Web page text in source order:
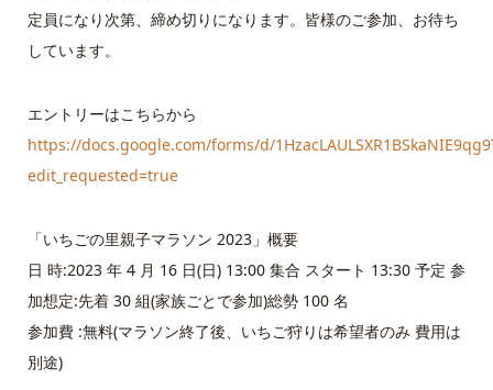
定員になり次第、締め切りになります。皆様のご参加、お待ち
しています。
エントリーはこちらから
https://docs.google.com/forms/d/
edit_requested=true
「いちごの里親子マラソン 2023」概要
日 時:2023 年 4 月 16 日(日) 13:00 集合 スタート 13:30 予定 参
加想定:先着 30 組(家族ごとで参加)総勢 100 名
参加費 :無料(マラソン終了後、いちご狩りは希望者のみ 費用は
別途)